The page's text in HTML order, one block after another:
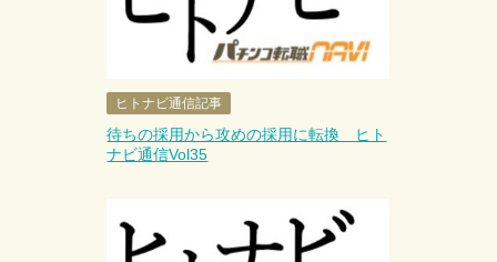
ヒトナビ通信記事
待ちの採用から攻めの採用に転換 ヒト
ナビ通信Vol35